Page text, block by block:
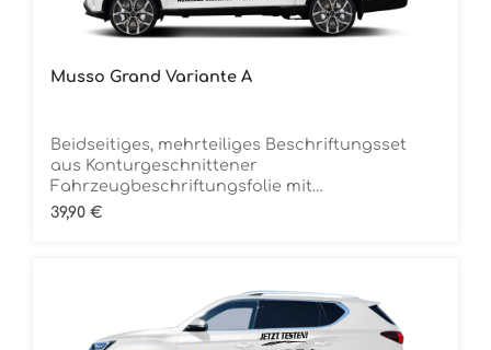
Musso Grand Variante A
Beidseitiges, mehrteiliges Beschriftungsset
aus Konturgeschnittener
Fahrzeugbeschriftungsfolie mit
ÜbertragungstapeDie Folie ist Rückstandsfrei
Regulärer Preis:
39,90 €